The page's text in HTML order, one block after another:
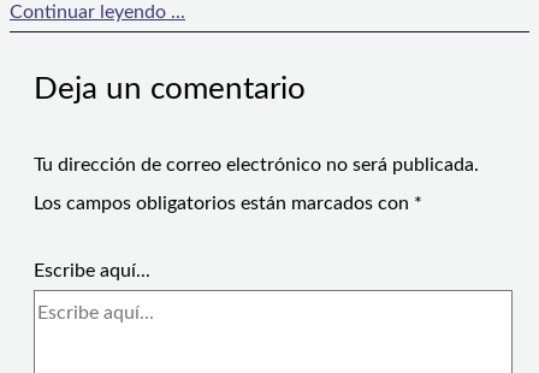
Continuar leyendo ...
Deja un comentario
Tu dirección de correo electrónico no será publicada.
Los campos obligatorios están marcados con *
Escribe aquí...